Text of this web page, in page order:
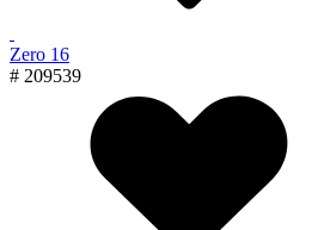
Zero 16
# 209539